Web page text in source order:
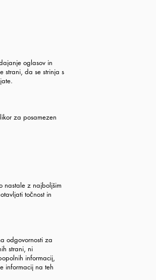
oglasov in
strani, da se strinja s
za posamezen
nastale z najboljšim
točnost in
odgovornosti za
strani, ni
informacij,
informacij na teh